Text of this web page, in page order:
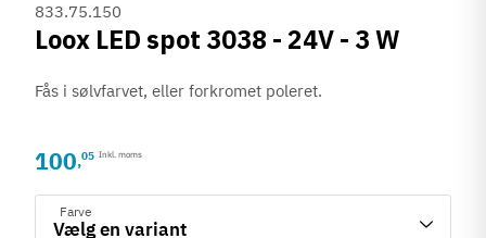
833.75.150
Loox LED spot 3038 - 24V - 3 W
Fås i sølvfarvet, eller forkromet poleret.
100,05 Inkl. moms
Farve